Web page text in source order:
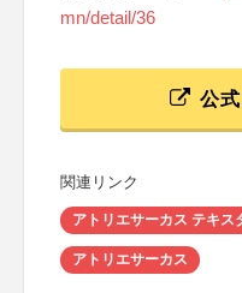
mn/detail/36
公
関連リンク
アトリエサーカス テキス
アトリエサーカス